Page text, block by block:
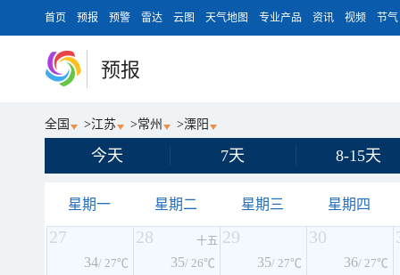
首页 预报 预警 雷达 云图 天气地图 专业产品 资讯 视频 节气
预报
全国 >江苏 >常州 >溧阳
今天 7天 8-15天
星期一 星期二 星期三 星期四
27
34/ 27℃
28 十五
35/ 26℃
29
35/ 27℃
30
36/ 27℃